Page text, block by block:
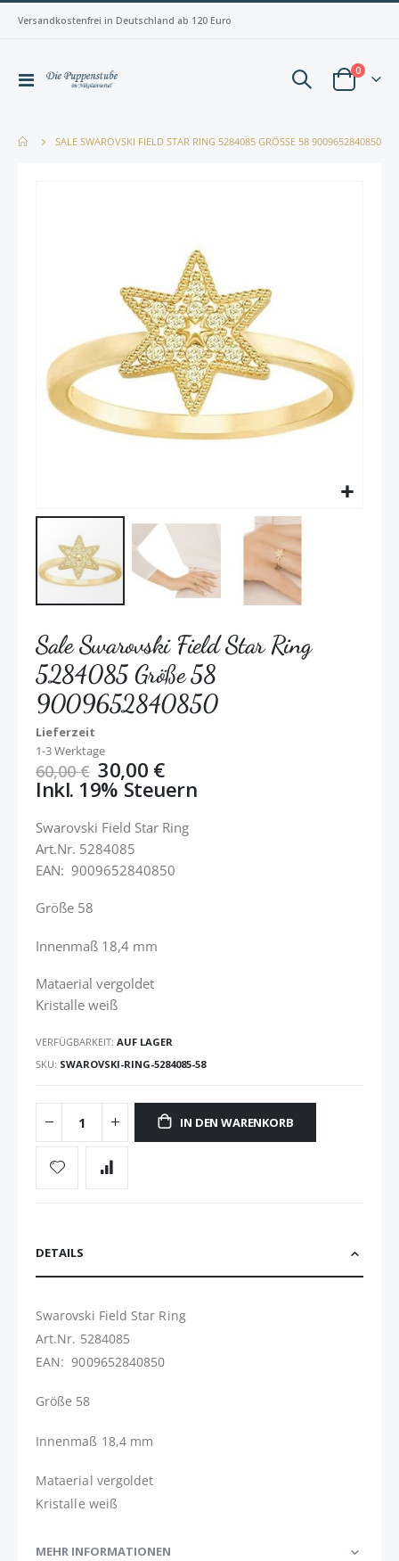
Versandkostenfrei in Deutschland ab 120 Euro
Navigation
Warenkorb
0Artikel
SALE SWAROVSKI FIELD STAR RING 5284085 GRÖSSE 58 9009652840850
Sale Swarovski Field Star Ring
5284085 Größe 58
9009652840850
Lieferzeit
1-3 Werktage
60,00 € 30,00 €
Inkl. 19% Steuern
Swarovski Field Star Ring
Art.Nr. 5284085
EAN: 9009652840850
Größe 58
Innenmaß 18,4 mm
Mataerial vergoldet
Kristalle weiß
VERFÜGBARKEIT: AUF LAGER
SKU SWAROVSKI-RING-5284085-58
IN DEN WARENKORB
DETAILS
Swarovski Field Star Ring
Art.Nr. 5284085
EAN: 9009652840850
Größe 58
Innenmaß 18,4 mm
Mataerial vergoldet
Kristalle weiß
MEHR INFORMATIONEN